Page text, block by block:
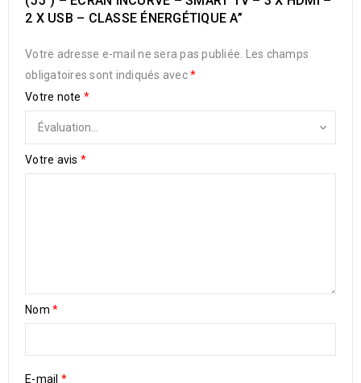
2 X USB – CLASSE ÉNERGÉTIQUE A”
Votre adresse e-mail ne sera pas publiée.
Les champs
obligatoires sont indiqués avec*
Votre note *
Votre avis *
Nom *
E-mail *